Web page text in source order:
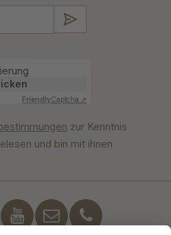
FriendlyCaptcha ⇗
zur Kenntnis
und bin mit ihnen